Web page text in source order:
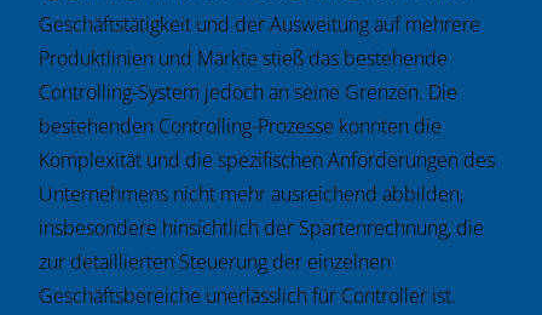
Geschäftstätigkeit und der Ausweitung auf mehrere
Produktlinien und Märkte stieß das bestehende
Controlling-System jedoch an seine Grenzen. Die
bestehenden Controlling-Prozesse konnten die
Komplexität und die spezifischen Anforderungen des
Unternehmens nicht mehr ausreichend abbilden,
insbesondere hinsichtlich der Spartenrechnung, die
zur detaillierten Steuerung der einzelnen
Geschäftsbereiche unerlässlich für Controller ist.